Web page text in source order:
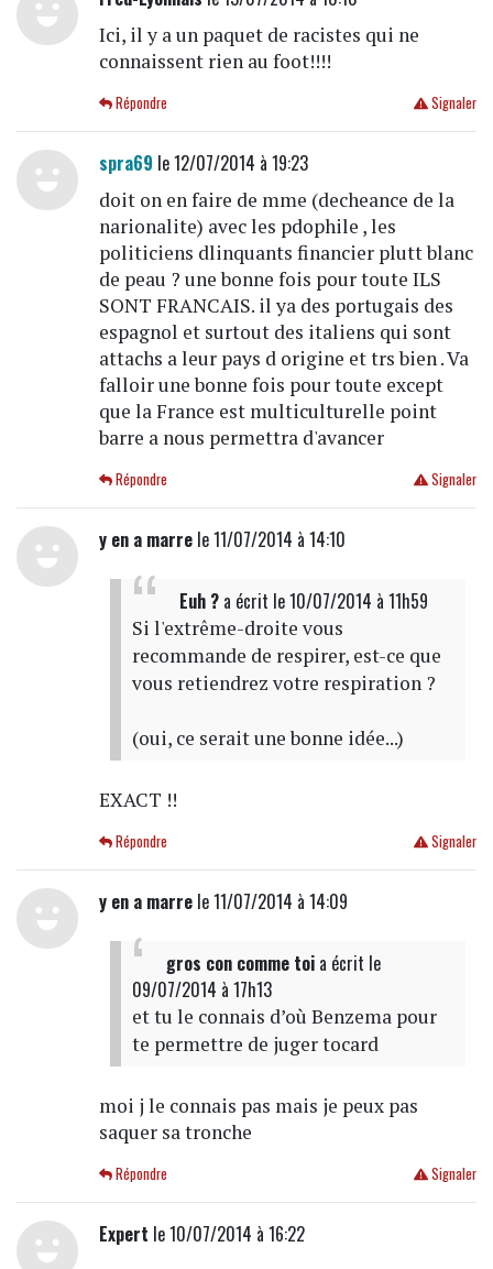
Ici, il y a un paquet de racistes qui ne
connaissent rien au foot!!!!
Signaler
Répondre
spra69 le 12/07/2014 à 19:23
doit on en faire de mme (decheance de la
narionalite) avec les pdophile , les
politiciens dlinquants financier plutt blanc
de peau ? une bonne fois pour toute ILS
SONT FRANCAIS. il ya des portugais des
espagnol et surtout des italiens qui sont
attachs a leur pays d origine et trs bien . Va
falloir une bonne fois pour toute except
que la France est multiculturelle point
barre a nous permettra d'avancer
Signaler
Répondre
y en a marrele 11/07/2014 à 14:10
Euh ?a écrit le 10/07/2014 à 11h59
Si l'extrême-droite vous
recommande de respirer, est-ce que
vous retiendrez votre respiration ?
(oui, ce serait une bonne idée...)
EXACT !!
Signaler
Répondre
y en a marrele 11/07/2014 à 14:09
gros con comme toia écrit le
09/07/2014 à 17h13
et tu le connais d’où Benzema pour
te permettre de juger tocard
moi j le connais pas mais je peux pas
saquer sa tronche
Signaler
Répondre
Expert le 10/07/2014 à 16:22